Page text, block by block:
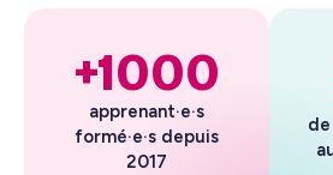
+1000
apprenant·e·s
formé·e·s depuis
2017